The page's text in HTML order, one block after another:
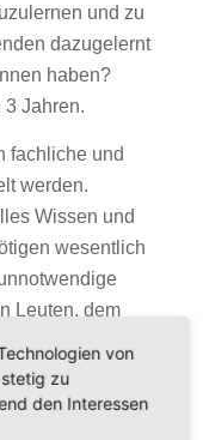
und zu
dazugelernt
haben?
Jahren.
fachliche und
werden.
Wissen und
wesentlich
Leuten, dem
von
zu
den Interessen